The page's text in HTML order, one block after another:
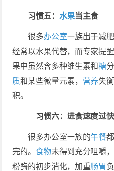
习惯五：水果当主食
很多办公室一族出于减
经常以水果代替，而专家提
果中虽然含多种维生素和糖
质和某些微量元素， 营养失
积。
习惯六：进食速度过快
很多办公室一族的午餐
完的。食物未得到充分咀嚼
粉酶的初步消化，加重肠胃